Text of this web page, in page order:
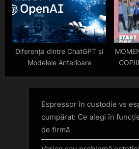
Diferența dintre ChatGPT și
Modelele Anterioare
Espressor în custodie vs
cumpărat: Ce alegi în
de firmă